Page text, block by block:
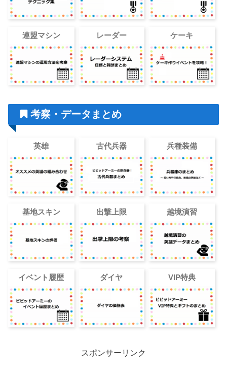
連盟マシン レーダー ケーキ
考察・データまとめ
英雄 古代兵器 兵種装備
基地スキン 出撃上限 越境演習
イベント履歴 ダイヤ VIP特典
スポンサーリンク